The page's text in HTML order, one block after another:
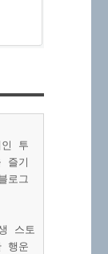
투
즐기
로그
스토
행운